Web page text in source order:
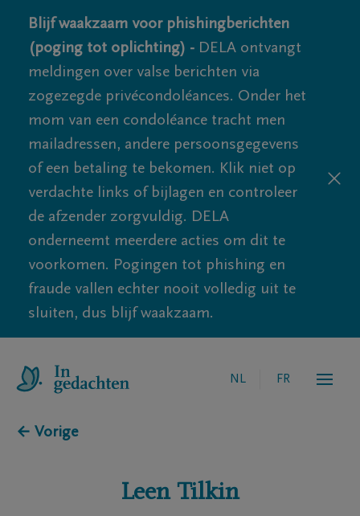
Blijf waakzaam voor phishingberichten
(poging tot oplichting) - DELA ontvangt
meldingen over valse berichten via
zogezegde privécondoléances. Onder het
mom van een condoléance tracht men
mailadressen, andere persoonsgegevens
of een betaling te bekomen. Klik niet op
verdachte links of bijlagen en controleer
de afzender zorgvuldig. DELA
onderneemt meerdere acties om dit te
voorkomen. Pogingen tot phishing en
fraude vallen echter nooit volledig uit te
sluiten, dus blijf waakzaam.
NL FR
← Vorige
Leen Tilkin